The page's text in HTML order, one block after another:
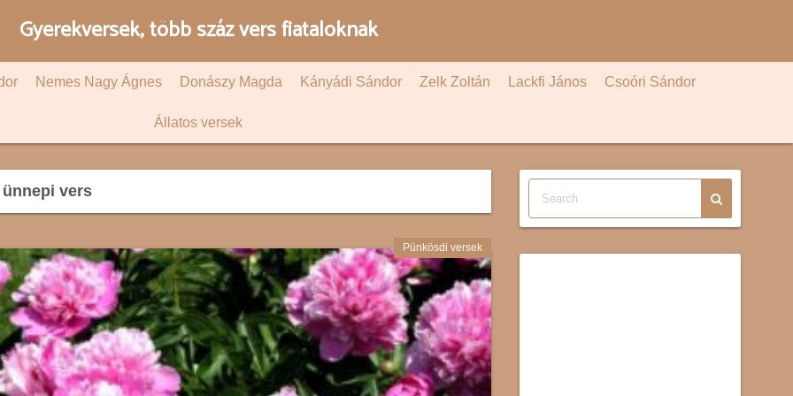
Gyerekversek, több száz vers fiataloknak
Nemes Nagy Ágnes Donászy Magda Kányádi Sándor Zelk Zoltán Lackfi János Csoóri Sándor
Állatos versek
vers
Pünkösdi versek